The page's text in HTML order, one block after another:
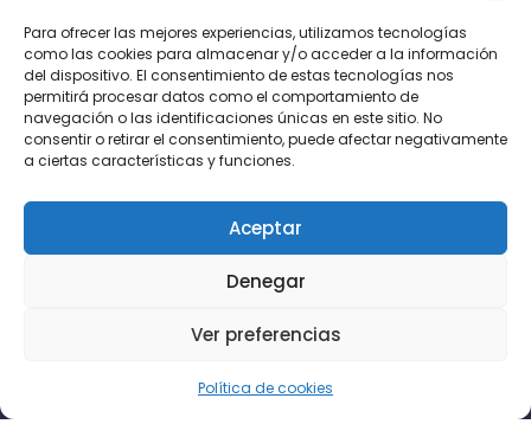
Para ofrecer las mejores experiencias, utilizamos tecnologías
como las cookies para almacenar y/o acceder a la información
del dispositivo. El consentimiento de estas tecnologías nos
permitirá procesar datos como el comportamiento de
navegación o las identificaciones únicas en este sitio. No
consentir o retirar el consentimiento, puede afectar negativamente
a ciertas características y funciones.
Aceptar
Denegar
Ver preferencias
Política de cookies